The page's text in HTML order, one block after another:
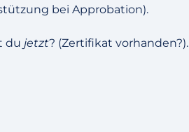
bei Approbation).
du jetzt? (Zertifikat vorhanden?).